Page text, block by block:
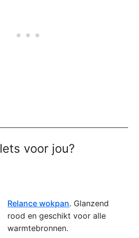
Iets voor jou?
Relance wokpan. Glanzend
rood en geschikt voor alle
warmtebronnen.